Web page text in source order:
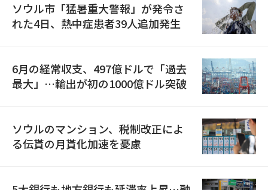
ソウル市「猛暑重大警報」が発令さ
れた4日、熱中症患者39人追加発生
6月の経常収支、497億ドルで「過去
最大」…輸出が初の1000億ドル突破
ソウルのマンション、税制改正によ
る伝貰の月貰化加速を憂慮